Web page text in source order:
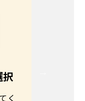
択
く